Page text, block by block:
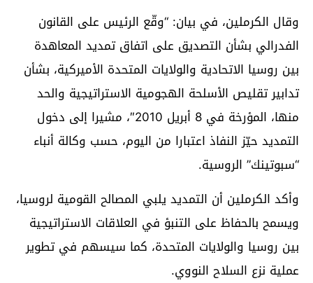
وقال الكرملين، في بيان: “وقّع الرئيس على القانون
الفدرالي بشأن التصديق على اتفاق تمديد المعاهدة
بين روسيا الاتحادية والولايات المتحدة الأميركية، بشأن
تدابير تقليص الأسلحة الهجومية الاستراتيجية والحد
منها، المؤرخة في 8 أبريل 2010″، مشيرا إلى دخول
التمديد حيّز النفاذ اعتبارا من اليوم، حسب وكالة أنباء
“سبوتينك” الروسية.
وأكد الكرملين أن التمديد يلبي المصالح القومية لروسيا،
ويسمح بالحفاظ على التنبؤ في العلاقات الاستراتيجية
بين روسيا والولايات المتحدة، كما سيسهم في تطوير
عملية نزع السلاح النووي.